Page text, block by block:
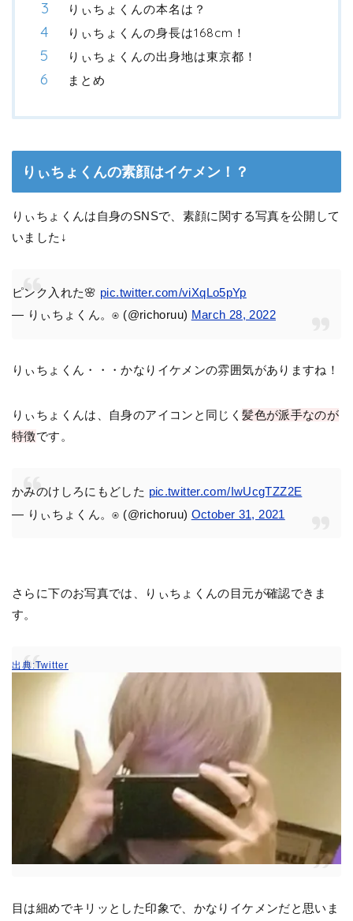
りぃちょくんの本名は？
りぃちょくんの身長は168cm！
りぃちょくんの出身地は東京都！
まとめ
りぃちょくんの素顔はイケメン！？
りぃちょくんは自身のSNSで、素顔に関する写真を公開して
いました↓
ピンク入れた🌸 pic.twitter.com/viXqLo5pYp
— りぃちょくん。⍟ (@richoruu) March 28, 2022
りぃちょくん・・・かなりイケメンの雰囲気がありますね！
りぃちょくんは、自身のアイコンと同じく髪色が派手なのが
特徴です。
かみのけしろにもどした pic.twitter.com/IwUcgTZZ2E
— りぃちょくん。⍟ (@richoruu) October 31, 2021
さらに下のお写真では、りぃちょくんの目元が確認できま
す。
出典:Twitter
目は細めでキリッとした印象で、かなりイケメンだと思いま